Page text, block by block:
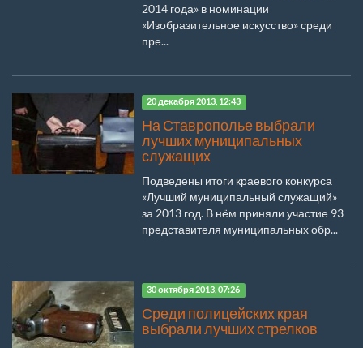
2014 года» в номинации
«Изобразительное искусство» среди
пре...
20 декабря 2013, 12:43
На Ставрополье выбрали
лучших муниципальных
служащих
Подведены итоги краевого конкурса
«Лучший муниципальный служащий»
за 2013 год. В нём приняли участие 93
представителя муниципальных обр...
30 октября 2013, 07:26
Среди полицейских края
выбрали лучших стрелков